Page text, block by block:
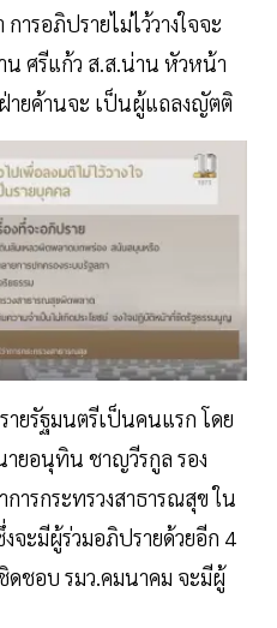
ารอภิปรายไม่ไว้วางใจจะ
น ศรีแก้ว ส.ส.น่าน หัวหน้า
ายค้านจะ เป็นผู้แถลงญัตติ
ยรัฐมนตรีเป็นคนแรก โดย
ายอนุทิน ชาญวีรกูล รอง
ารกระทรวงสาธารณสุข ใน
จะมีผู้ร่วมอภิปรายด้วยอีก 4
ชอบ รมว.คมนาคม จะมีผู้